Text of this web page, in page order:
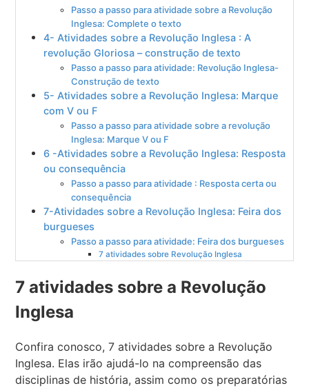
Passo a passo para atividade sobre a Revolução
Inglesa: Complete o texto
4- Atividades sobre a Revolução Inglesa : A
revolução Gloriosa – construção de texto
Passo a passo para atividade: Revolução Inglesa-
Construção de texto
5- Atividades sobre a Revolução Inglesa: Marque
com V ou F
Passo a passo para atividade sobre a revolução
Inglesa: Marque V ou F
6 -Atividades sobre a Revolução Inglesa: Resposta
ou consequência
Passo a passo para atividade : Resposta certa ou
consequência
7-Atividades sobre a Revolução Inglesa: Feira dos
burgueses
Passo a passo para atividade: Feira dos burgueses
7 atividades sobre Revolução Inglesa
7 atividades sobre a Revolução
Inglesa
Confira conosco, 7 atividades sobre a Revolução
Inglesa. Elas irão ajudá-lo na compreensão das
disciplinas de história, assim como os preparatórias